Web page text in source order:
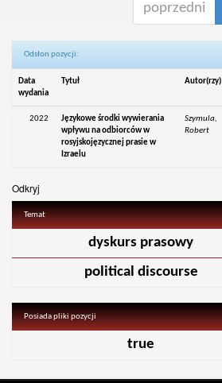
poprzedni
Odsłon pozycji:
Data
wydania
Tytuł Autor(rzy)
2022
Językowe środki wywierania
wpływu na odbiorców w
rosyjskojęzycznej prasie w
Izraelu
Szymula,
Robert
Odkryj
Temat
dyskurs prasowy
political discourse
Posiada pliki pozycji
true